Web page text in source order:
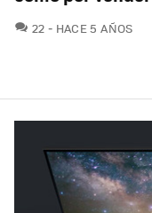
22 COMENTARIOS
HACE 5 AÑOS